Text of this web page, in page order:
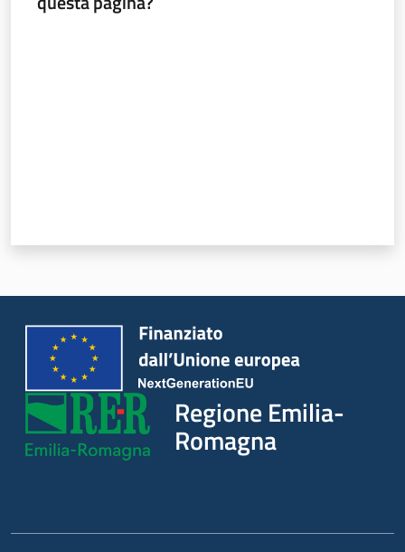
Regione Emilia-
Romagna